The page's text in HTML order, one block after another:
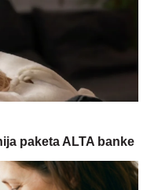
paketa ALTA banke